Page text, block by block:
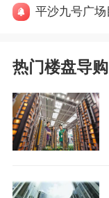
热门楼盘导购